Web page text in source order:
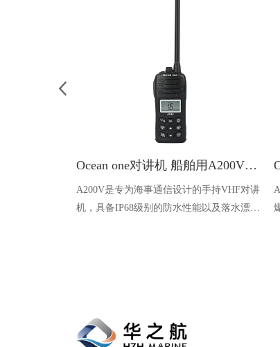
Ocean one对讲机 船舶用A200V漂浮式手持防水对讲机
A200V是专为海事通信设计的手持VHF对讲
机，具备IP68级别的防水性能以及落水漂浮